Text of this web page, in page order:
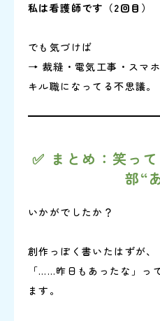
私は看護師です（2回目）
でも気づけば
→ 裁縫・電気工事・スマ
キル職になってる不思議。
✅ まとめ：笑っ
部“
いかがでしたか？
創作っぽく書いたはずが、
「……昨日もあったな」っ
ます。